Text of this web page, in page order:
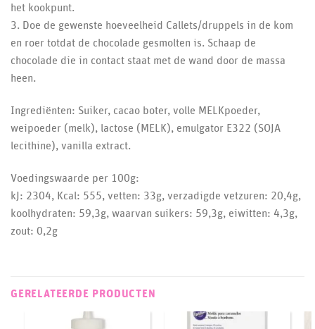
het kookpunt.
3. Doe de gewenste hoeveelheid Callets/druppels in de kom
en roer totdat de chocolade gesmolten is. Schaap de
chocolade die in contact staat met de wand door de massa
heen.
Ingrediënten: Suiker, cacao boter, volle MELKpoeder,
weipoeder (melk), lactose (MELK), emulgator E322 (SOJA
lecithine), vanilla extract.
Voedingswaarde per 100g:
kJ: 2304, Kcal: 555, vetten: 33g, verzadigde vetzuren: 20,4g,
koolhydraten: 59,3g, waarvan suikers: 59,3g, eiwitten: 4,3g,
zout: 0,2g
GERELATEERDE PRODUCTEN